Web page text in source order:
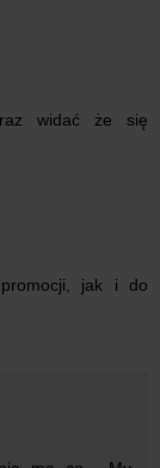
widać że się
jak i do